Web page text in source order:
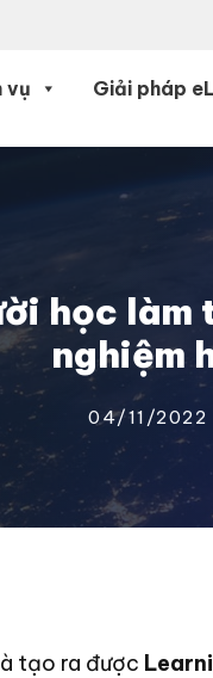
vụ Giải pháp
học
nghiệm
04/11/2022
tạo ra được